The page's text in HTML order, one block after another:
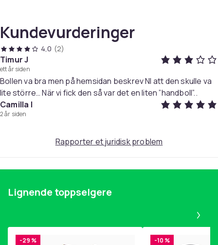
Artikkel nr.
a2cc1d7d-147b-4d8c-8bd2-483e958f0b1e
Produktsikkerhetsinformasjon
Kundevurderinger
4,0 (2)
Timur J
ett år siden
Bollen va bra men på hemsidan beskrev NI att den skulle va
lite större… När vi fick den så var det en liten ”handboll”..
Camilla I
2 år siden
Rapporter et juridisk problem
Lignende toppselgere
-29 % -10 %